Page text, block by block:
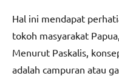
Hal ini mendapat
tokoh masyarakat
Menurut Paskalis,
adalah campuran atau